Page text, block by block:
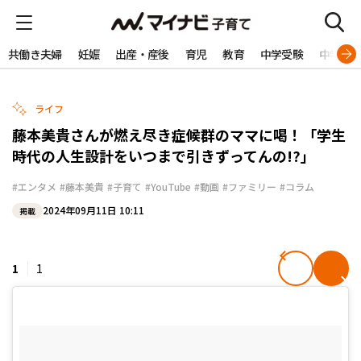
共働き夫婦 妊娠 出産・産後 育児 教育 中学受験 中学生
ライフ
藤本美貴さんが燃え尽き症候群のママに喝！「学生
時代の人生設計をいつまで引きずってんの!?」
#エンタメ #藤本美貴 #子育て #YouTube #動画 #ファミリー #コラム
掲載 2024年09月11日 10:11
1 1